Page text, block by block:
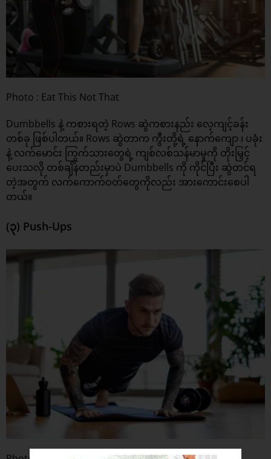
Photo : Eat This Not That
Dumbbells နဲ့ ကစားရတဲ့ Rows ဆွဲကစားနည်း လေ့ကျင့်ခန်း
တစ်ခု ဖြစ်ပါတယ်။ Rows ဆွဲတာက ကွီးတို့ရဲ့ နောက်ကျော ၊ ပခုံး
နဲ့ လက်မောင်း ကြွက်သားတွေရဲ့ ကျစ်လစ်သန်မာမှုကို တိုးမြှင့်
ပေးသလို တစ်ချိန်တည်းမှာပဲ Dumbbells ကို ကိုင်ပြီး ဆွဲတင်ရ
တဲ့အတွက် လက်ကောက်ဝတ်တွေကိုလည်း အားကောင်းစေပါ
တယ်။
(၃) Push-Ups